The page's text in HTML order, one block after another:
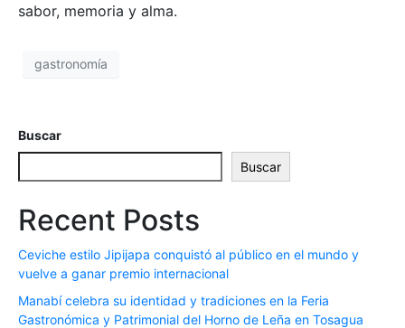
sabor, memoria y alma.
gastronomía
Buscar
Buscar
Recent Posts
Ceviche estilo Jipijapa conquistó al público en el mundo y
vuelve a ganar premio internacional
Manabí celebra su identidad y tradiciones en la Feria
Gastronómica y Patrimonial del Horno de Leña en Tosagua